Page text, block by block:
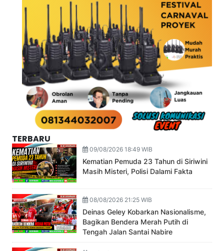
TERBARU
09/08/2026 18:49 WIB
Kematian Pemuda 23 Tahun di Siriwini
Masih Misteri, Polisi Dalami Fakta
08/08/2026 21:25 WIB
Deinas Geley Kobarkan Nasionalisme,
Bagikan Bendera Merah Putih di
Tengah Jalan Santai Nabire